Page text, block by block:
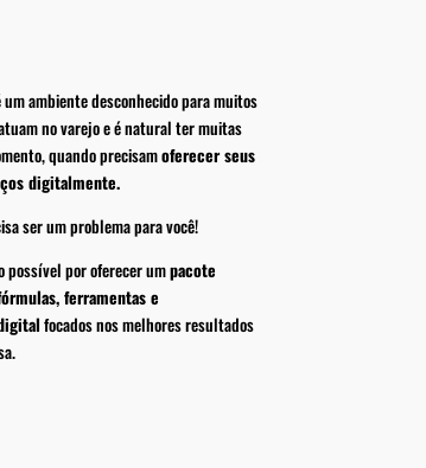
ambiente desconhecido para muitos
no varejo e é natural ter muitas
quando precisamoferecer seus
digitalmente.
ser um problema para você!
possível por oferecer umpacote
ferramentas e
focados nos melhores resultados